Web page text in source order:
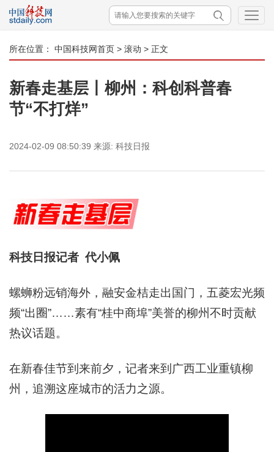
所在位置： 中国科技网首页 > 滚动 > 正文
新春走基层丨柳州：科创科普春
节“不打烊”
2024-02-09 08:50:39 来源: 科技日报
科技日报记者 代小佩
螺蛳粉远销海外，融安金桔走出国门，五菱宏光频
频“出圈”……素有“桂中商埠”美誉的柳州不时贡献
热议话题。
在新春佳节到来前夕，记者来到广西工业重镇柳
州，追溯这座城市的活力之源。